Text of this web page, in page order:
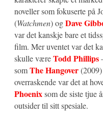
noveller som fokuserte på
(Watchmen) ogDave
var det kanskje bare et
film. Mer uventet var det
skulle væreTodd Phillips
somThe Hangover
overraskende var det at
Phoenixsom de siste tjue
outsider til sitt spesiale.